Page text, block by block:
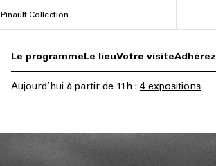
Pinault Collection
Le programmeLe lieuVotre visiteAdhérez
Aujourd’hui à partir de 11h : 4 expositions